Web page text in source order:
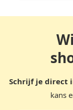
Schrijf je direct
kans